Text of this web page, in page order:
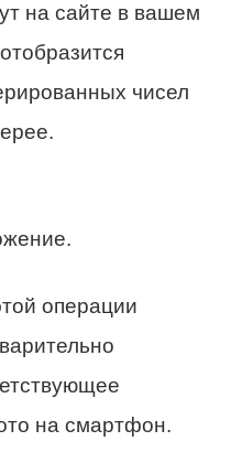
на сайте в вашем
чисел
операции
на смартфон.